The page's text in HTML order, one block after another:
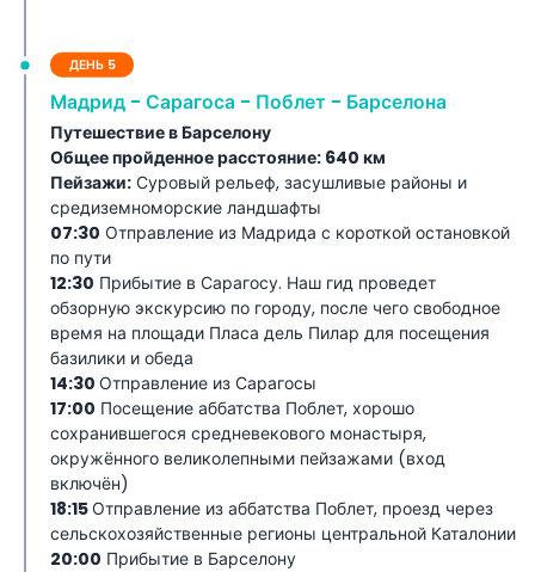
ДЕНЬ 5
Мадрид - Сарагоса - Поблет - Барселона
Путешествие в Барселону
Общее пройденное расстояние: 640 км
Пейзажи: Суровый рельеф, засушливые районы и
средиземноморские ландшафты
07:30 Отправление из Мадрида с короткой остановкой
по пути
12:30 Прибытие в Сарагосу. Наш гид проведет
обзорную экскурсию по городу, после чего свободное
время на площади Пласа дель Пилар для посещения
базилики и обеда
14:30 Отправление из Сарагосы
17:00 Посещение аббатства Поблет, хорошо
сохранившегося средневекового монастыря,
окружённого великолепными пейзажами (вход
включён)
18:15Отправление из аббатства Поблет, проезд через
сельскохозяйственные регионы центральной Каталонии
20:00 Прибытие в Барселону